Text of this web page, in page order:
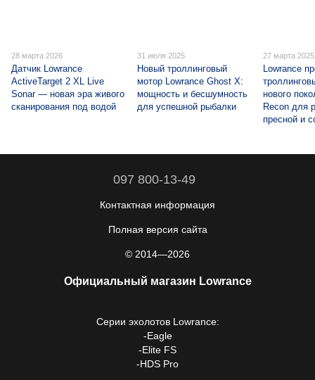
28 марта 2026
Датчик Lowrance
ActiveTarget 2 XL Live
Sonar — новая эра живого
сканирования под водой
31 июля 2025
Новый троллинговый
мотор Lowrance Ghost X:
мощность и бесшумность
для успешной рыбалки
27 марта 2025
Lowrance
нового
Recon для
пресной и
097 800-13-49
Контактная информация
Полная версия сайта
© 2014—2026
Официальный магазин Lowrance
Серии эхолотов Lowrance:
-Eagle
-Elite FS
-HDS Pro